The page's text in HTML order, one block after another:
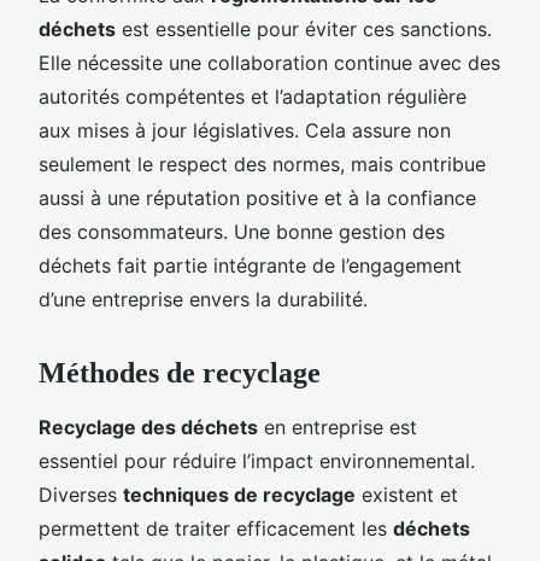
déchets est essentielle pour éviter ces sanctions.
Elle nécessite une collaboration continue avec des
autorités compétentes et l’adaptation régulière
aux mises à jour législatives. Cela assure non
seulement le respect des normes, mais contribue
aussi à une réputation positive et à la confiance
des consommateurs. Une bonne gestion des
déchets fait partie intégrante de l’engagement
d’une entreprise envers la durabilité.
Méthodes de recyclage
Recyclage des déchets en entreprise est
essentiel pour réduire l’impact environnemental.
Diverses techniques de recyclage existent et
permettent de traiter efficacement les déchets